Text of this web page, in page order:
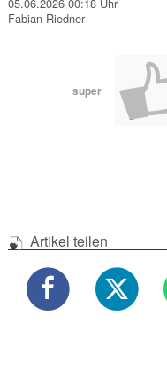
Fabian Riedner
super
Artikel teilen